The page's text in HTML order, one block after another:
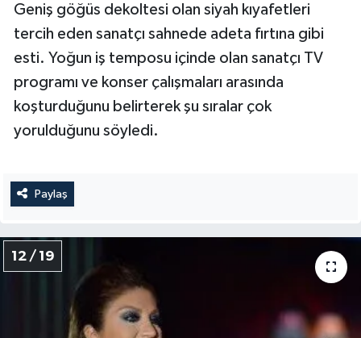
Geniş göğüs dekoltesi olan siyah kıyafetleri
tercih eden sanatçı sahnede adeta fırtına gibi
esti. Yoğun iş temposu içinde olan sanatçı TV
programı ve konser çalışmaları arasında
koşturduğunu belirterek şu sıralar çok
yorulduğunu söyledi.
Paylaş
12 / 19